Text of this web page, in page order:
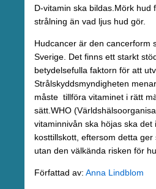
D-vitamin ska bildas.Mörk hud
strålning än vad ljus hud gör.
Hudcancer är den cancerform
Sverige. Det finns ett starkt
betydelsefulla faktorn för att
Strålskyddsmyndigheten
måste tillföra vitaminet i rätt
sätt.WHO
vitaminnivån ska höjas ska
kosttillskott, eftersom detta
utan den välkända risken för
Författad av: Anna Lindblom